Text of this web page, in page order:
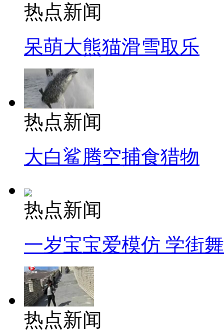
热点新闻
呆萌大熊猫滑雪取乐
热点新闻
大白鲨腾空捕食猎物
热点新闻
一岁宝宝爱模仿 学街
热点新闻